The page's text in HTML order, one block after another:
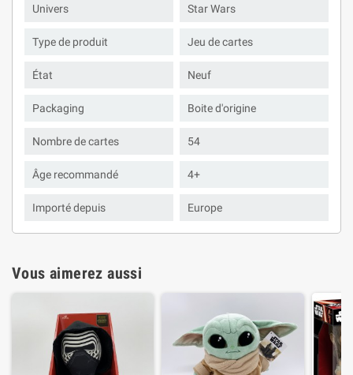
Univers Star Wars
Type de produit Jeu de cartes
État Neuf
Packaging Boite d'origine
Nombre de cartes 54
Âge recommandé 4+
Importé depuis Europe
Vous aimerez aussi